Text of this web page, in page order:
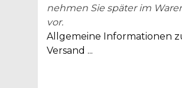
nehmen Sie später im
vor.
Allgemeine Informationen
Versand ...